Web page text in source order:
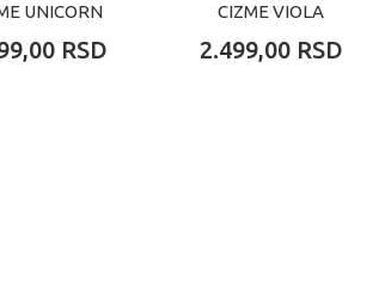
UNICORN
RSD
CIZME VIOLA
2.499,00 RSD